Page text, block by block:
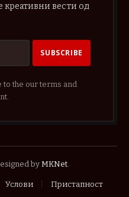
креативни вести од
to the our terms and
by MKNet
Услови Пристапност